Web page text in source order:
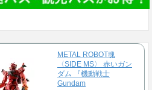
METAL ROBOT魂
〈SIDE MS〉 赤いガン
ダム 『機動戦士
Gundam